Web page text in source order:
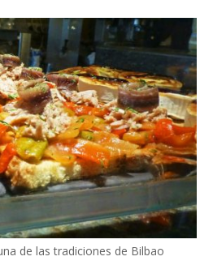
de las tradiciones de Bilbao